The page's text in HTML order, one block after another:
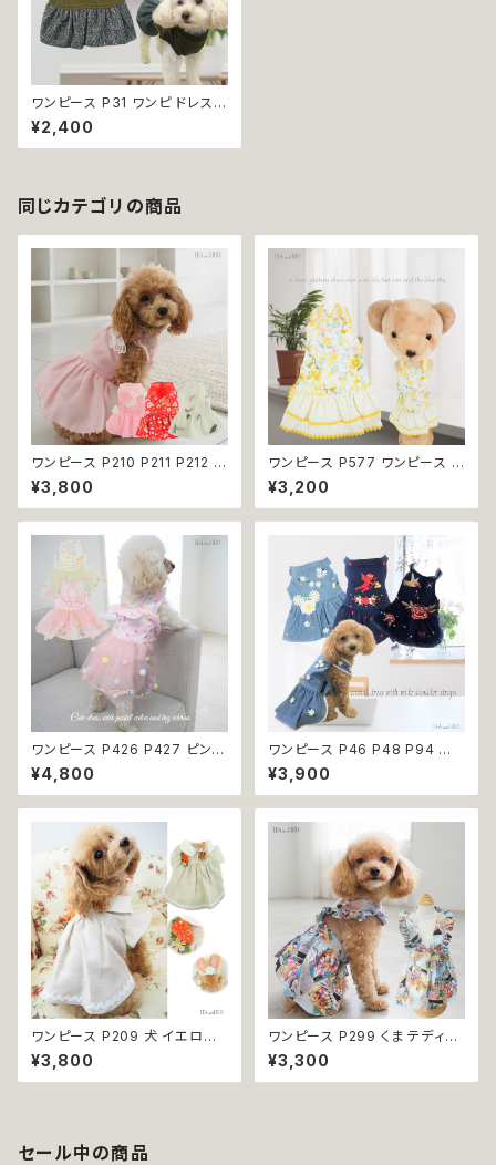
ワンピース P31 ワンピ ドレス
ツイード調 ハンドメイド かっこ
いい かわいい ドッグウェア dog
犬 猫 ペット 服 犬服 猫服 小型
¥2,400
同じカテゴリの商品
ワンピース P210 P211 P212 犬
イエロー ピンク ホワイト レッド
レモン 蝶 フラワー 猫 ペット 服
犬服 犬の服 犬洋服 犬の洋服
洋服 dog ドッグウェア ドッグウ
エア 女の子 小型犬 おしゃれ か
わいい 可愛い 透け感 コットン
返品交換不可
¥3,800
ワンピース P577 ワンピース ド
レス ハンドメイド 花 スカート ト
ップス ティアードスカート 春 夏
パピー 小型犬 犬 猫 ペット 服
ウェア おしゃれ かわいい お出
かけ 返品交換不可
¥3,200
ワンピース P426 P427 ピンク
ホワイト ハンドメイド ビーズ 揺
れる リボン レース ドッグウェア
春夏 ドッグウエア ドッグ ウェア
プル 犬洋服 猫洋服 春 夏 洋服
女の子 男の子 小型 おしゃれ か
わいい 送料無料 返品交換不可
¥4,800
ワンピース P46 P48 P94 犬
服 フラワー デニム調 トップス ナ
チュラル ハンドメイド ブルー 青
花 パール風 ビーズ ドッグ ウェ
服 犬の服 犬洋服 洋服 女の子
小型 小型犬 猫 おしゃれ かわい
い 返品交換不可
¥3,900
ワンピース P209 犬 イエロー
ナチュラル 猫 ペット 服 犬服 犬
の服 犬洋服 犬の洋服 洋服 猫
服 猫の服 猫洋服 猫の洋服 do
換不可
¥3,800
ワンピース P299 くま テディベ
ア スカート ハンドメイド フリル
犬 犬服 猫 猫服 洋服 ペット do
g ドッグウェア おしゃれ かわい
¥3,300
セール中の商品